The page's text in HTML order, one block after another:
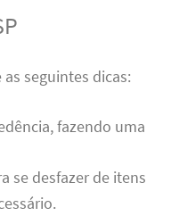
seguintes dicas:
fazendo uma
se desfazer de itens